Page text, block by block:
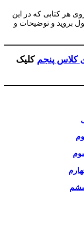
هر کتابی که در این
بروید و توضیحات و
کلاس پنجم کلیک